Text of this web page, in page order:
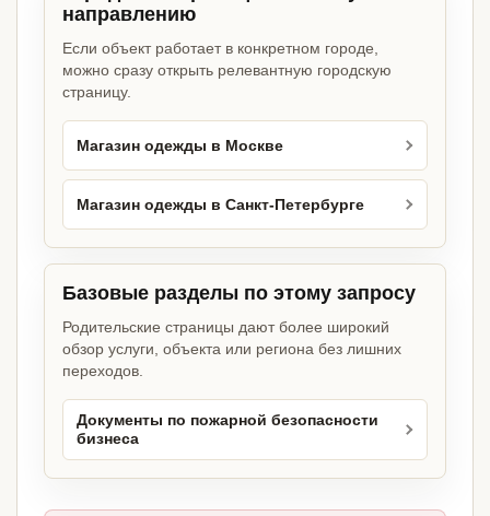
направлению
Если объект работает в конкретном городе,
можно сразу открыть релевантную городскую
страницу.
Магазин одежды в Москве
Магазин одежды в Санкт-Петербурге
Базовые разделы по этому запросу
Родительские страницы дают более широкий
обзор услуги, объекта или региона без лишних
переходов.
Документы по пожарной безопасности
бизнеса